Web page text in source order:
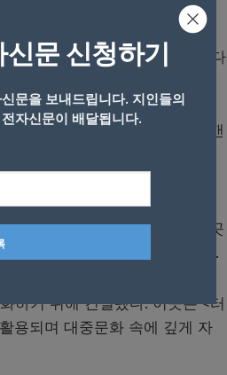
대한 불법 낙서로 간주될 수 있다
. 그러나 흰 벽은 곧 새로운 ‘캔
트리트 터널을 깨끗한 흰색으
다”며 “밝은 조명 아래, 도시 곳
하기 위해 경쟁했다”고 전했다.
하기 위해 건설됐다. 이곳은 <터
용되며 대중문화 속에 깊게 자
문 신청하기
문을 보내드립니다. 지인들의
자신문이 배달됩니다.